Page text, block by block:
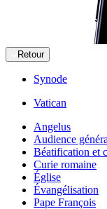
Retour
Synode
Vatican
Angelus
Audience
Béatification et
Curie romaine
Église
Évangélisation
Pape François